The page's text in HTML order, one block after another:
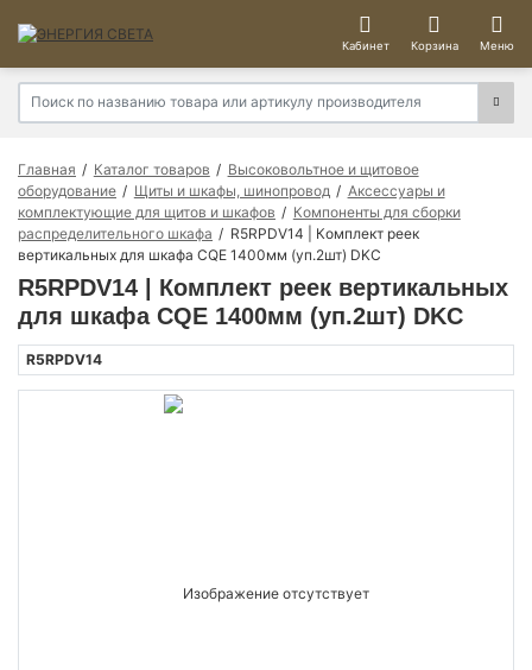
Кабинет Корзина Меню
Главная Каталог товаров
Высоковольтное и щитовое
оборудование
Щиты и шкафы, шинопровод
Аксессуары и
комплектующие для щитов и шкафов
Компоненты для сборки
распределительного шкафа
R5RPDV14 | Комплект реек
вертикальных для шкафа CQE 1400мм (уп.2шт) DKC
R5RPDV14 | Комплект реек вертикальных
для шкафа CQE 1400мм (уп.2шт) DKC
R5RPDV14